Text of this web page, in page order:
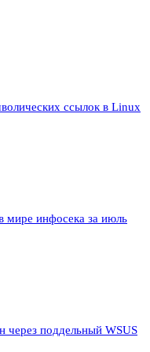
ссылок в Linux
мире инфосека за июль
поддельный WSUS